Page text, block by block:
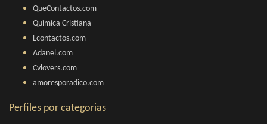
QueContactos.com
Quimica Cristiana
Lcontactos.com
Adanel.com
Cvlovers.com
amoresporadico.com
Perfiles por categorias